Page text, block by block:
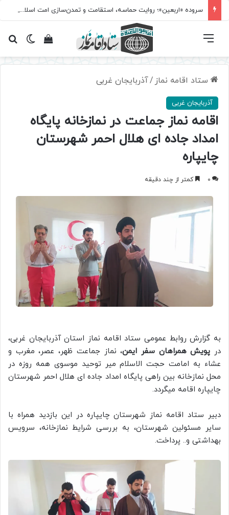
سروده‌ «اربعین»؛ روایت حماسه، استقامت و تمدن‌سازی امت اسلامی
تغییرمشاهده فهرست
ستاد اقامه نماز /آذربایجان غربی
آذربایجان غربی
اقامه نماز جماعت در نمازخانه پایگاه
امداد جاده ای هلال احمر شهرستان
چایپاره
0 کمتر از چند دقیقه
به گزارش روابط عمومی ستاد اقامه نماز استان آذربایجان غربی،
در پویش همراهان سفر ایمن، نماز جماعت ظهر، عصر، مغرب و
عشاء به امامت حجت الاسلام میر توحید موسوی همه روزه در
محل نمازخانه بین راهی پایگاه امداد جاده ای هلال احمر شهرستان
چایپاره اقامه میگردد.
دبیر ستاد اقامه نماز شهرستان چایپاره در این بازدید همراه با
سایر مسئولین شهرستان، به بررسی شرایط نمازخانه، سرویس
بهداشتی و.. پرداخت.